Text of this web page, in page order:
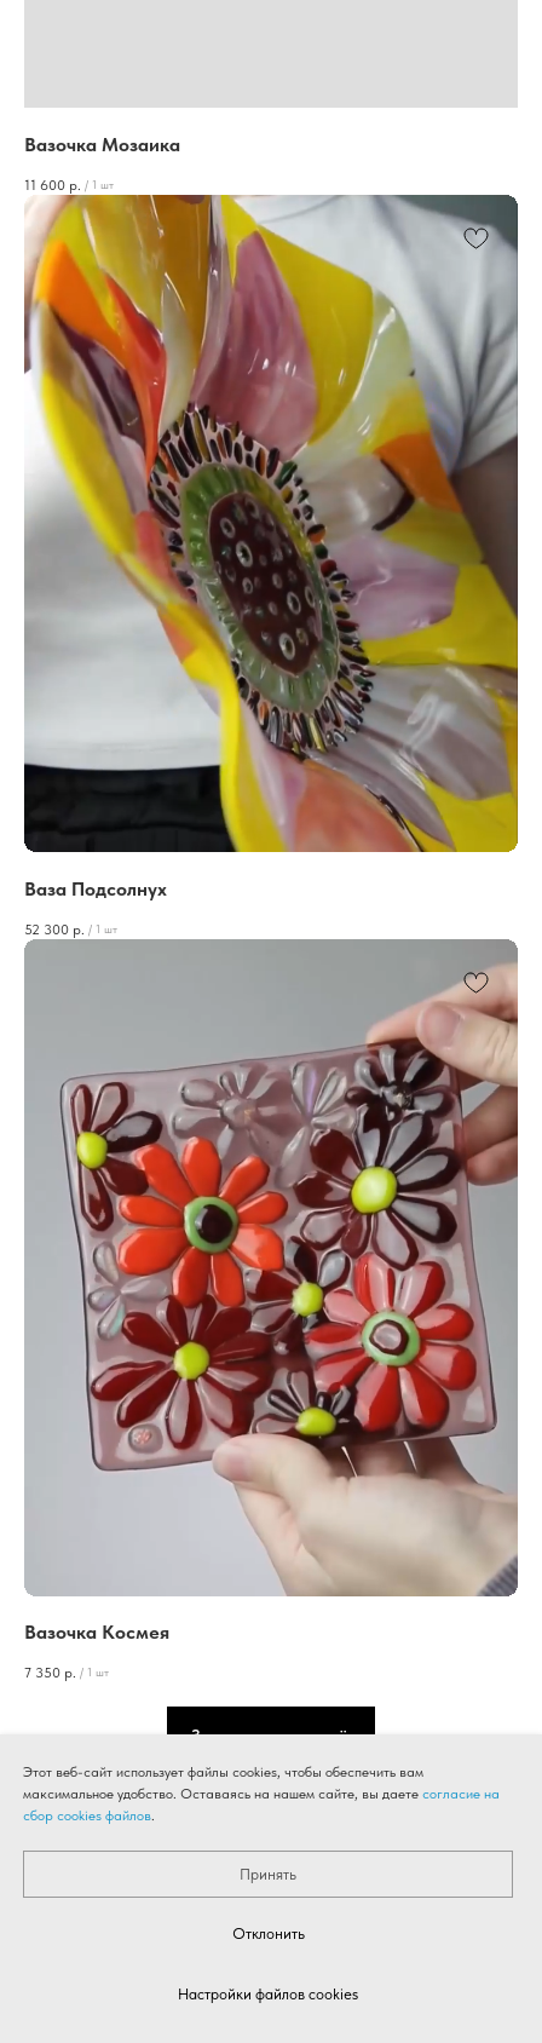
Вазочка Мозаика
11 600 р. / 1 шт
Ваза Подсолнух
52 300 р. / 1 шт
Вазочка Космея
7 350 р. / 1 шт
Загрузить ещё
Этот веб-сайт использует файлы cookies, чтобы обеспечить вам
максимальное удобство. Оставаясь на нашем сайте, вы даете согласие на
сбор cookies файлов
Принять
Отклонить
Настройки файлов cookies